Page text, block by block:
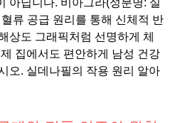
아닙니다. 비아그라(성분명: 실
류 공급 원리를 통해 신체적 반
상도 그래픽처럼 선명하게 체
집에서도 편안하게 남성 건강
오. 실데나필의 작용 원리 알아